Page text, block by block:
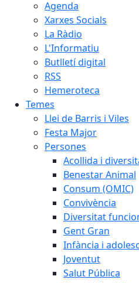
Agenda
Xarxes Socials
La Ràdio
L'Informatiu
Butlletí digital
RSS
Hemeroteca
Temes
Llei de Barris i Viles
Festa Major
Persones
Acollida i
Benestar Animal
Consum (OMIC)
Convivència
Diversitat
Gent Gran
Infància i
Joventut
Salut Pública